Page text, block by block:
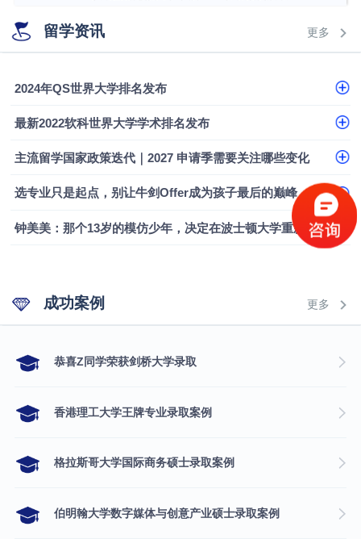
香港浸会大学伦理与公共事务硕士录取
从上海财大2+2到谢菲尔德：低均分逆袭QS百强金
融会计硕士实录
​恭喜Z同学荣获剑桥大学录取
留学资讯 更多
2024年QS世界大学排名发布
最新2022软科世界大学学术排名发布
主流留学国家政策迭代｜2027 申请季需要关注哪些变化
选专业只是起点，别让牛剑Offer成为孩子最后的巅峰
钟美美：那个13岁的模仿少年，决定在波士顿大学重新定义自己
成功案例 更多
​恭喜Z同学荣获剑桥大学录取
香港理工大学王牌专业录取案例
格拉斯哥大学国际商务硕士录取案例
伯明翰大学数字媒体与创意产业硕士录取案例